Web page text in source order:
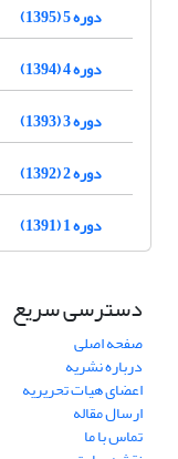
دوره 5 (1395)
دوره 4 (1394)
دوره 3 (1393)
دوره 2 (1392)
دوره 1 (1391)
دسترسی سریع
صفحه اصلی
درباره نشریه
اعضای هیات تحریریه
ارسال مقاله
تماس با ما